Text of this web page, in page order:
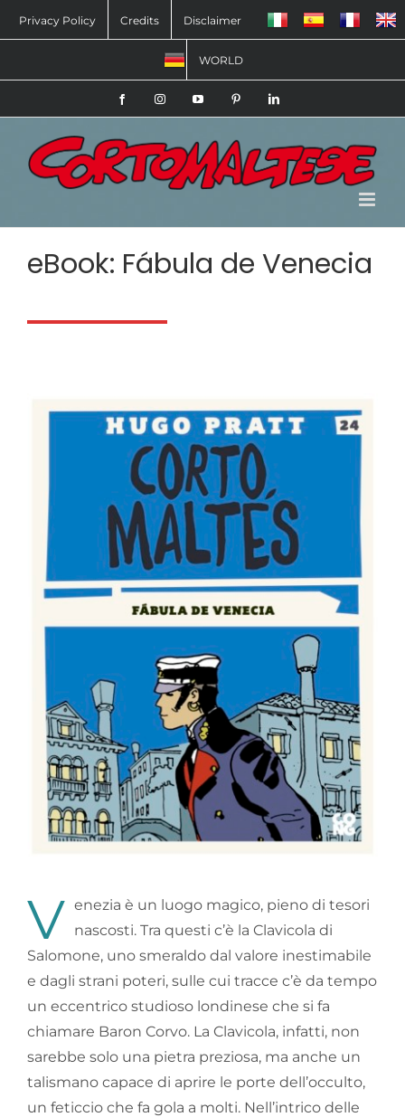
al
Privacy Policy Credits Disclaimer
WORLD
FacebookInstagramYouTube PinterestLinkedIn
eBook: Fábula de Venecia
V enezia è un luogo magico, pieno di tesori
nascosti. Tra questi c’è la Clavicola di
Salomone, uno smeraldo dal valore inestimabile
e dagli strani poteri, sulle cui tracce c’è da tempo
un eccentrico studioso londinese che si fa
chiamare Baron Corvo. La Clavicola, infatti, non
sarebbe solo una pietra preziosa, ma anche un
talismano capace di aprire le porte dell’occulto,
un feticcio che fa gola a molti. Nell’intrico delle